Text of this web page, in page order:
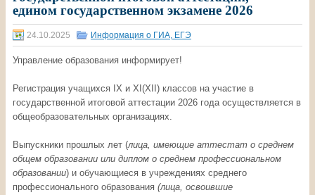
едином государственном экзамене 2026
24.10.2025 Информация о ГИА, ЕГЭ
Управление образования информирует!
Регистрация учащихся IX и XI(XII) классов на участие в
государственной итоговой аттестации 2026 года осуществляется в
общеобразовательных организациях.
Выпускники прошлых лет (лица, имеющие аттестат о среднем
общем образовании или диплом о среднем профессиональном
образовании) и обучающиеся в учреждениях среднего
профессионального образования (лица, освоившие